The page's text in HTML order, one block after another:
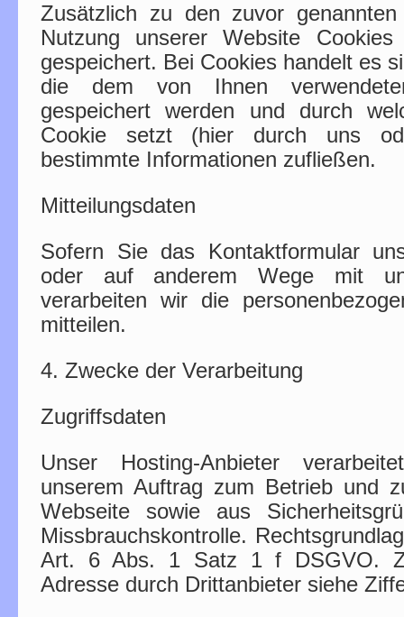
Zusätzlich zu den zuvor
Nutzung unserer Website
gespeichert. Bei Cookies handelt es
die dem von Ihnen
gespeichert werden und durch
Cookie setzt (hier durch uns
bestimmte Informationen zufließen.
Mitteilungsdaten
Sofern Sie das Kontaktformular
oder auf anderem Wege mit
verarbeiten wir die
mitteilen.
4. Zwecke der Verarbeitung
Zugriffsdaten
Unser Hosting-Anbieter
unserem Auftrag zum Betrieb und
Webseite sowie aus
Missbrauchskontrolle.
Art. 6 Abs. 1 Satz 1 f DSGVO.
Adresse durch Drittanbieter siehe